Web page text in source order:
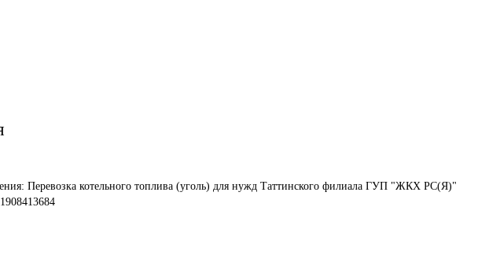
Перевозка котельного топлива (уголь) для нужд Таттинского филиала ГУП "ЖКХ РС(Я)"